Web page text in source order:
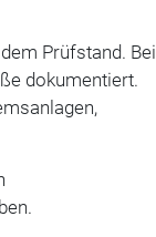
Prüfstand. Bei
dokumentiert.